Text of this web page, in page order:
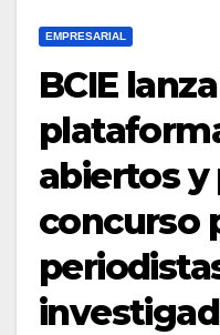
EMPRESARIAL
BCIE
abiertos y
concurso